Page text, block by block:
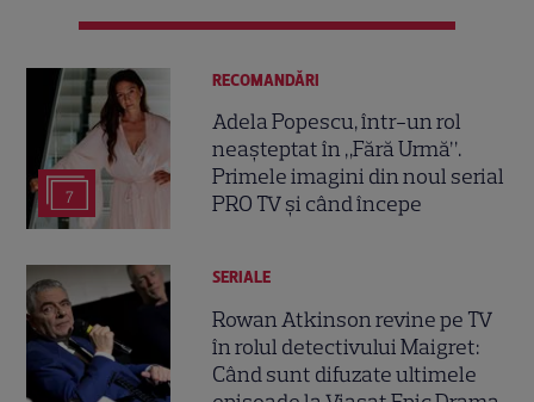
7
RECOMANDĂRI
Adela Popescu, într-un rol
neașteptat în „Fără Urmă”.
Primele imagini din noul serial
PRO TV și când începe
SERIALE
Rowan Atkinson revine pe TV
în rolul detectivului Maigret:
Când sunt difuzate ultimele